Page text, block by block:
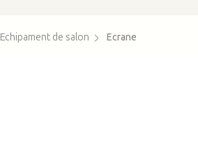
Echipament de salon Ecrane